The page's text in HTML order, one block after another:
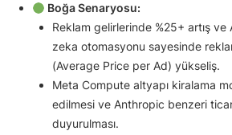
Boğa Senaryosu:
Reklam gelirlerinde %25+ artış
zeka otomasyonu sayesinde
(Average Price per Ad) yükseliş.
Meta Compute altyapı kiralama
edilmesi ve Anthropic benzeri
duyurulması.